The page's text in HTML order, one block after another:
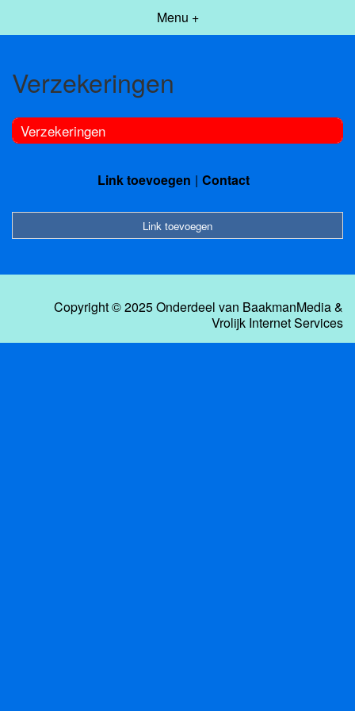
Menu +
Verzekeringen
Verzekeringen
Link toevoegen Contact
Link toevoegen
Copyright © 2025 Onderdeel van BaakmanMedia&
Vrolijk Internet Services